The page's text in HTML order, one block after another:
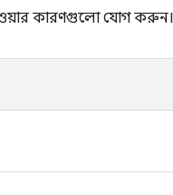
কারণগুলো যোগ করুন।